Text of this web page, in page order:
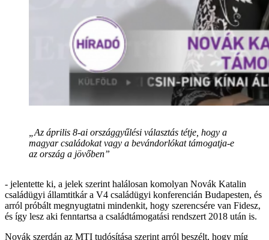
„Az április 8-ai országgyűlési választás tétje, hogy a
magyar családokat vagy a bevándorlókat támogatja-e
az ország a jövőben”
- jelentette ki, a jelek szerint halálosan komolyan Novák Katalin
családügyi államtitkár a V4 családügyi konferencián Budapesten, és
arról próbált megnyugtatni mindenkit, hogy szerencsére van Fidesz,
és így lesz aki fenntartsa a családtámogatási rendszert 2018 után is.
Novák szerdán az MTI tudósítása szerint arról beszélt, hogy míg